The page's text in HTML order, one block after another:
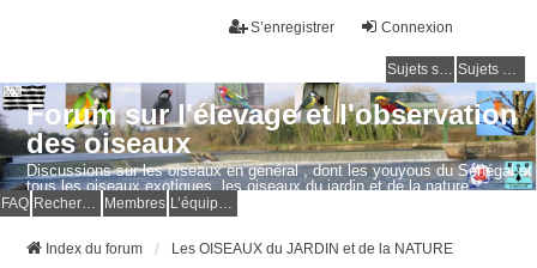
Connexion
S’enregistrer
Sujets sans réponse Sujets actifs
Forum sur l'élevage et l'observation
des oiseaux
Discussions sur les oiseaux en général , dont les youyous du Sénégal et
tous les oiseaux exotiques, les oiseaux du jardin et de la nature.
Questions, photos, expériences.
FAQ Membres
Index du forum Les OISEAUX du JARDIN et de la NATURE